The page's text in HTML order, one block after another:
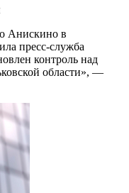
Анискино в
пресс-служба
контроль над
области», —